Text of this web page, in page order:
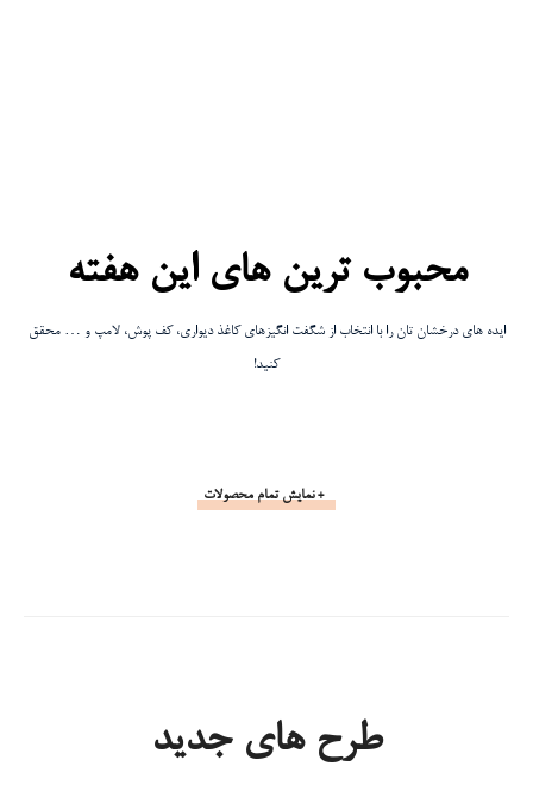
محبوب ترین های این هفته
ایده های درخشان تان را با انتخاب از شگفت انگیزهای کاغذ دیواری، کف پوش، لامپ و … محقق
کنید!
+ نمایش تمام محصولات
طرح های جدید